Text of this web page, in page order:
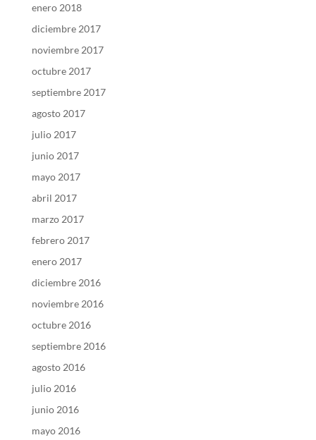
enero 2018
diciembre 2017
noviembre 2017
octubre 2017
septiembre 2017
agosto 2017
julio 2017
junio 2017
mayo 2017
abril 2017
marzo 2017
febrero 2017
enero 2017
diciembre 2016
noviembre 2016
octubre 2016
septiembre 2016
agosto 2016
julio 2016
junio 2016
mayo 2016